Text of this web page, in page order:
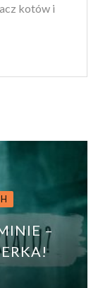
kotów i
–